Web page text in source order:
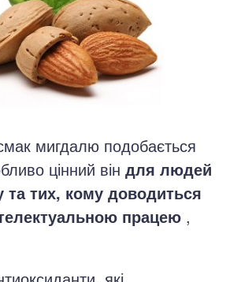
мигдалю подобається
цінний він для людей
та тих, кому доводиться
працею ,